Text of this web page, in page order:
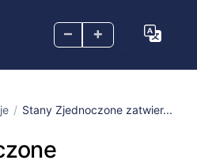
– +
Stany Zjednoczone zatwier...